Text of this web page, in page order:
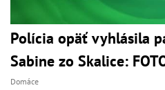
Polícia opäť vyhlásila
Sabine zo Skalice:
Domáce